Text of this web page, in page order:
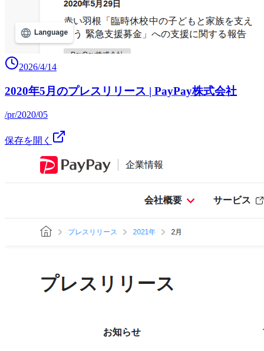
2026/4/14
2020年5月のプレスリリース | PayPay株式会社
/pr/2020/05
保存を開く